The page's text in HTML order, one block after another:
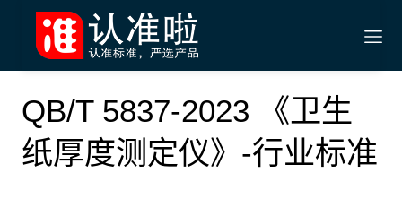
QB/T 5837-2023 《卫生
纸厚度测定仪》-行业标准